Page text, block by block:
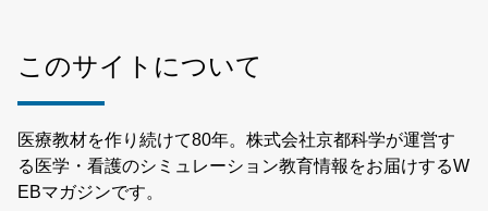
このサイトについて
医療教材を作り続けて80年。株式会社京都科学が運営す
る医学・看護のシミュレーション教育情報をお届けするW
EBマガジンです。